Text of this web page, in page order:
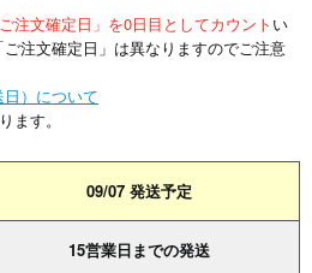
ご注文確定日」を0日目としてカウント い
ご注文確定日」は異なりますのでご注意
）について
ます。
09/07 発送予定
15営業日までの発送